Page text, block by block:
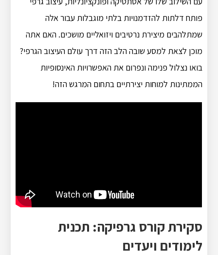
פותח דלתות להזדמנויות בלתי מוגבלות עבור אלה
שמתלהבים מיצירת נרטיבים ויזואליים מושכים.האם אתה
מוכן לצאת למסע שובה הלב הזה דרך עולם העיצוב הגרפי?
בואו נצלול פנימה ונפרום את האפשרויות האינסופיות
הממתינות למוחות יצירתיים בתחום המרגש הזה!
סקירת קורס גרפיקה: תכנית
לימודים ויעדים